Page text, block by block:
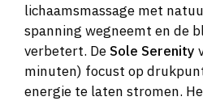
lichaamsmassage met
spanning wegneemt en de
verbetert. DeSole Serenity
minuten) focust op
energie te laten stromen.